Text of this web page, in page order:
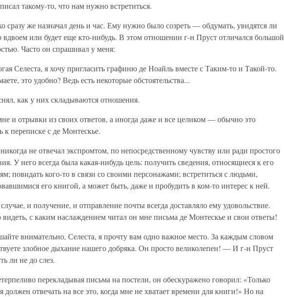
такому-то, что нам нужно встретиться.
сразу же назначал день и час. Ему нужно было созреть — обду­мать, увидятся ли
вдвоем или будет еще кто-нибудь. В этом отношении г-н Пруст отличался большой
Часто он спрашивал у меня:
я хочу пригласить графиню де Ноайль вместе с Та­ким-то и Такой-то.
это удобно? Ведь есть некоторые обстоятельст­ва...
как у них складываются отношения.
и отрывки из своих ответов, а иногда даже и все целиком — обычно это
к переписке с де Монтескье.
не отвечал экспромтом, по непосредственному чувству или ради простого
У него всегда была какая-нибудь цель: получить све­дения, относящиеся к его
повидать кого-то в связи со своими персо­нажами; встретиться с людьми,
его книгой, а может быть, даже и пробудить в ком-то интерес к ней.
и получение, и отправление почты всегда доставляло ему удовольствие.
с каким наслаждением читал он мне письма де Монтескье и свои ответы!
внимательно, Селеста, я прочту вам одно важное место. За каждым словом
злобное дыхание нашего добряка. Он просто ве­ликолепен! — И г-н Пруст
ли не до слез.
перекладывая письма на постели, он обескуражено го­ворил: «Только
должен отвечать на все это, когда мне не хватает времени для книги!» Но на